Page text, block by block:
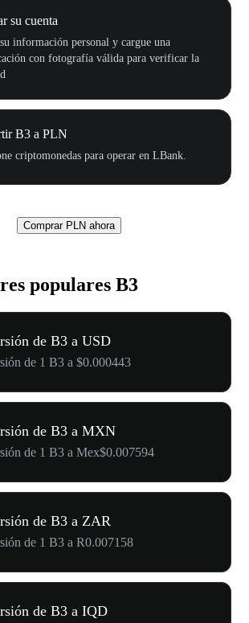
su cuenta
información personal y cargue una
con fotografía válida para verificar la
B3 a PLN
criptomonedas para operar en LBank.
Comprar PLN ahora
populares B3
de B3 a USD
de 1 B3 a $0.000443
de B3 a MXN
de 1 B3 a Mex$0.007594
de B3 a ZAR
de 1 B3 a R0.007158
de B3 a IQD